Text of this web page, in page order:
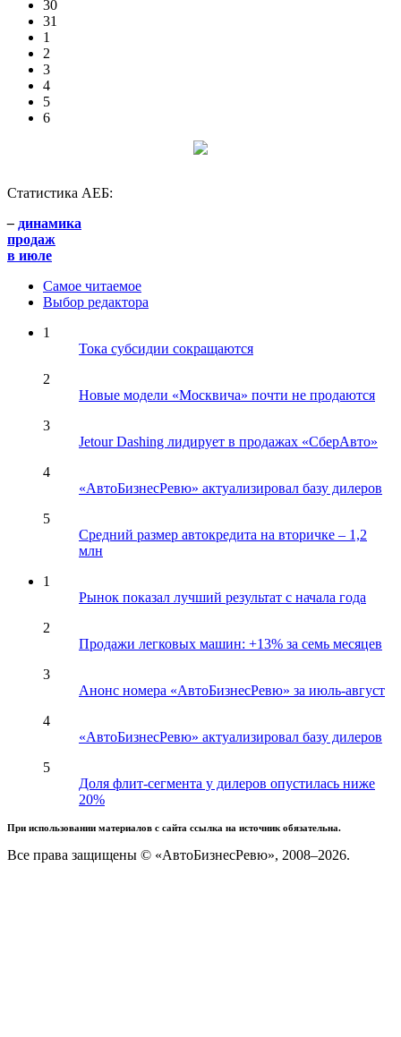
30
31
1
2
3
4
5
6
Статистика АЕБ:
– динамика
продаж
в июле
Самое читаемое
Выбор редактора
1
Тока субсидии сокращаются
2
Новые модели «Москвича» почти не продаются
3
Jetour Dashing лидирует в продажах «СберАвто»
4
«АвтоБизнесРевю» актуализировал базу дилеров
5
Средний размер автокредита на вторичке – 1,2
млн
1
Рынок показал лучший результат с начала года
2
Продажи легковых машин: +13% за семь месяцев
3
Анонс номера «АвтоБизнесРевю» за июль-август
4
«АвтоБизнесРевю» актуализировал базу дилеров
5
Доля флит-сегмента у дилеров опустилась ниже
20%
При использовании материалов с сайта ссылка на источник обязательна.
Все права защищены © «АвтоБизнесРевю», 2008–2026.